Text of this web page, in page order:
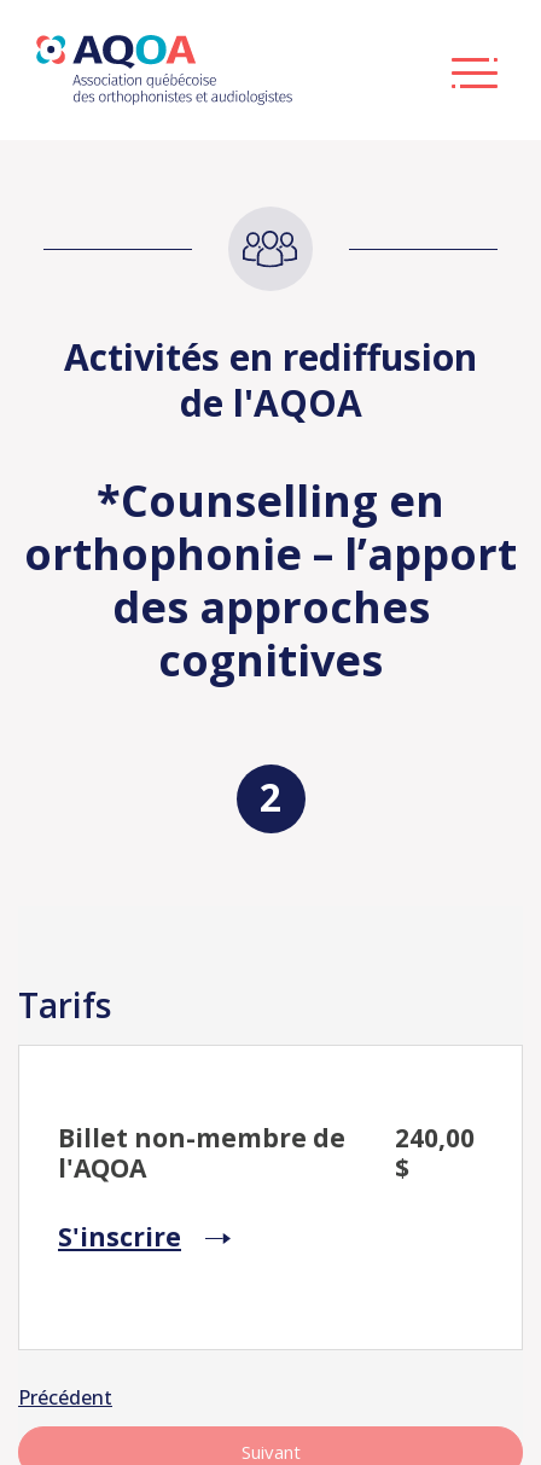
Activités en rediffusion
de l'AQOA
*Counselling en
orthophonie – l’apport
des approches
cognitives
Tarifs
Billet non-membre de
l'AQOA
240,00
$
S'inscrire
Précédent
Suivant